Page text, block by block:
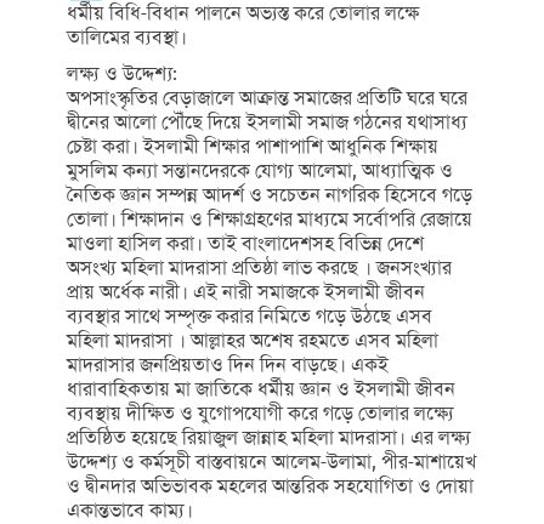
ধর্মীয় বিধি-বিধান পালনে অভ্যস্ত করে তোলার লক্ষে
তালিমের ব্যবস্থা।
লক্ষ্য ও উদ্দেশ্য:
অপসাংস্কৃতির বেড়াজালে আক্রান্ত সমাজের প্রতিটি ঘরে ঘরে
দ্বীনের আলো পৌঁছে দিয়ে ইসলামী সমাজ গঠনের যথাসাধ্য
চেষ্টা করা। ইসলামী শিক্ষার পাশাপাশি আধুনিক শিক্ষায়
মুসলিম কন্যা সন্তানদেরকে যোগ্য আলেমা, আধ্যাত্মিক ও
নৈতিক জ্ঞান সম্পন্ন আদর্শ ও সচেতন নাগরিক হিসেবে গড়ে
তোলা। শিক্ষাদান ও শিক্ষাগ্রহণের মাধ্যমে সর্বোপরি রেজায়ে
মাওলা হাসিল করা। তাই বাংলাদেশসহ বিভিন্ন দেশে
অসংখ্য মহিলা মাদরাসা প্রতিষ্ঠা লাভ করছে । জনসংখ্যার
প্রায় অর্ধেক নারী। এই নারী সমাজকে ইসলামী জীবন
ব্যবস্থার সাথে সম্পৃক্ত করার নিমিতে গড়ে উঠছে এসব
মহিলা মাদরাসা । আল্লাহর অশেষ রহমতে এসব মহিলা
মাদরাসার জনপ্রিয়তাও দিন দিন বাড়ছে। একই
ধারাবাহিকতায় মা জাতিকে ধর্মীয় জ্ঞান ও ইসলামী জীবন
ব্যবস্থায় দীক্ষিত ও যুগোপযোগী করে গড়ে তোলার লক্ষ্যে
প্রতিষ্ঠিত হয়েছে রিয়াজুল জান্নাহ মহিলা মাদরাসা। এর লক্ষ্য
উদ্দেশ্য ও কর্মসূচী বাস্তবায়নে আলেম-উলামা, পীর-মাশায়েখ
ও দ্বীনদার অভিভাবক মহলের আন্তরিক সহযোগিতা ও দোয়া
একান্তভাবে কাম্য।